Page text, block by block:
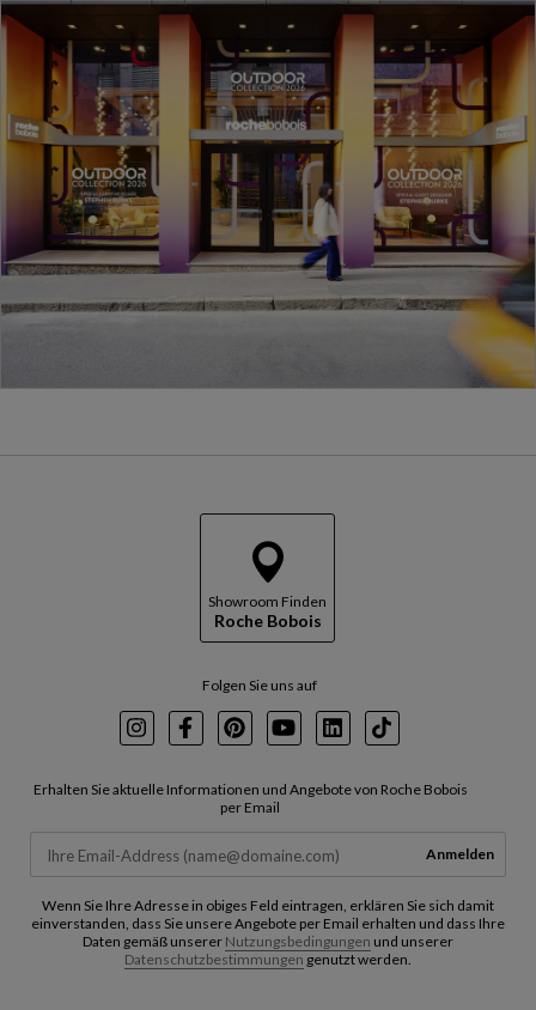
Showroom Finden
Roche Bobois
Folgen Sie uns auf
InstagramFacebookPinterest
YoutubeLinkedInTikTok
Erhalten Sie aktuelle Informationen und Angebote von Roche Bobois
per Email
Anmelden
Wenn Sie Ihre Adresse in obiges Feld eintragen, erklären Sie sich damit
einverstanden, dass Sie unsere Angebote per Email erhalten und dass Ihre
Daten gemäß unserer Nutzungsbedingungen und unserer
Datenschutzbestimmungen genutzt werden.